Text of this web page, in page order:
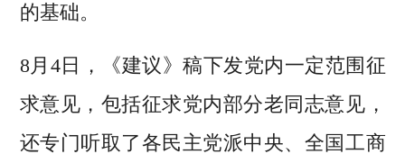
的基础。
8月4日，《建议》稿下发党内一定范围征
求意见，包括征求党内部分老同志意见，
还专门听取了各民主党派中央、全国工商